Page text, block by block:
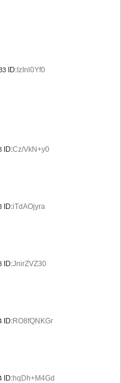
ID: IzInl0Yf0
ID:Cz/VkN+y0
ID:iTdAOjyra
ID:JnirZVZ30
ID:RO8fQNKGr
ID:hqDh+M4Gd